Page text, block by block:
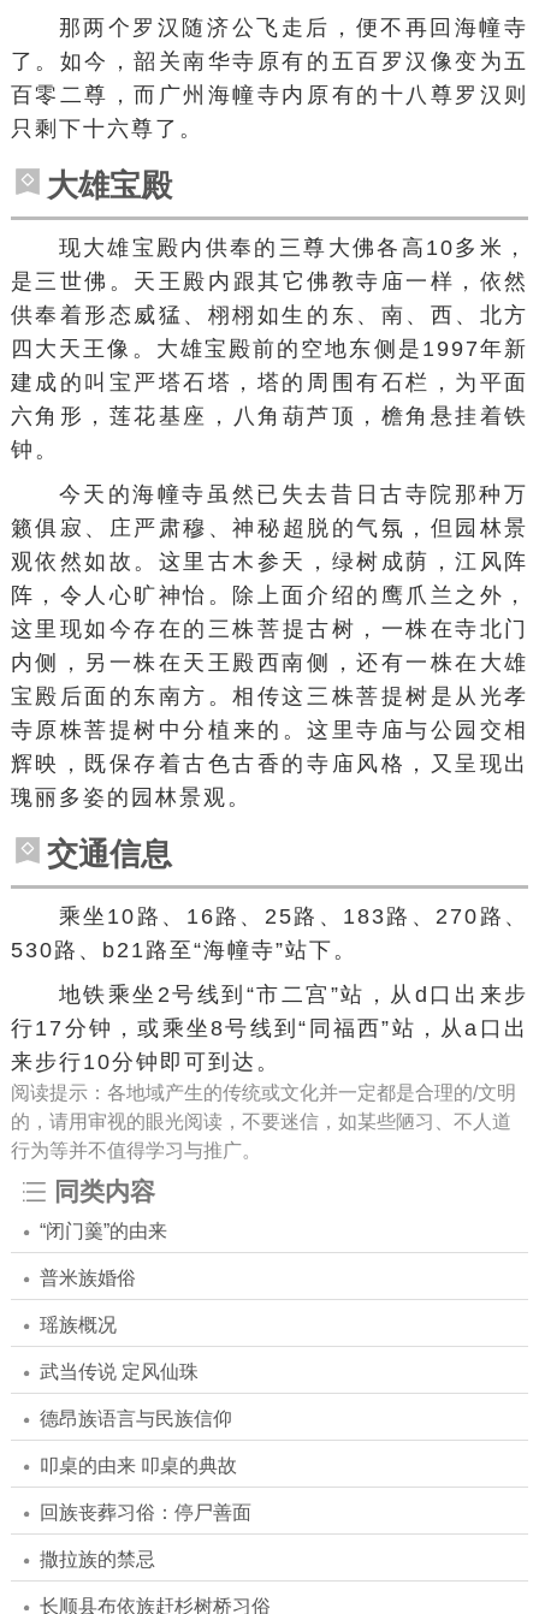
那两个罗汉随济公飞走后，便不再回海幢寺
了。如今，韶关南华寺原有的 五百罗汉像变为五
百零二尊，而广州海幢寺内原有的十八尊罗汉则
只剩下十六尊了。
大雄宝殿
现大雄宝殿内供奉的 三尊 大佛各高10多米，
是三世佛 。天王殿内跟其它佛教寺庙一样，依然
供奉着形态威猛、栩栩如生的东、南、西、北方
四大天王像。大雄宝殿前的空地东侧是1997年新
建成的叫宝严塔石塔，塔的周围有石栏，为平面
六角形，莲花基座，
八角 葫芦顶，檐角悬挂着铁
钟。
今天的海幢寺虽然已失去昔日古寺院那种万
籁俱寂 、庄严肃穆、神秘超脱的气氛，但园林景
观依然如故。这里古木参天，绿树成荫，江风阵
阵，令人心旷神怡。除上面介绍的鹰爪兰之外，
这里现如今存在的 三株菩提古树，一株在寺北门
内侧，另一株在天王殿西南侧，还有一株在大雄
宝殿后面的东南方。相传这三株菩提树 是从 光孝
寺 原株菩提树中分植来的。这里寺庙与公园交相
辉映，既保存着古色古香的寺庙风格，又呈现出
瑰丽多姿的园林景观。
交通信息
乘坐10路、16路、25路、183路、270路、
530路、b21路至“海幢寺”站下。
地铁乘坐2号线到“市二宫”站，从d口出来步
行17分钟，或乘坐8号线到“同福西”站，从a口出
来步行10分钟即可到达。
阅读提示：各地域产生的传统或文化并一定都是合理的/文明
的，请用审视的眼光阅读，不要迷信，如某些陋习、不人道
行为等并不值得学习与推广。
同类内容
“闭门羹”的由来
普米族婚俗
瑶族概况
武当传说 定风仙珠
德昂族语言与民族信仰
叩桌的由来 叩桌的典故
回族丧葬习俗：停尸善面
撒拉族的禁忌
长顺县布依族赶杉树桥习俗